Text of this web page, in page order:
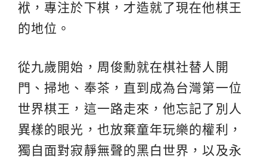
袱，專注於下棋，才造就了現在他棋王
的地位。
從九歲開始，周俊勳就在棋社替人開
門、掃地、奉茶，直到成為台灣第一位
世界棋王，這一路走來，他忘記了別人
異樣的眼光，也放棄童年玩樂的權利，
獨自面對寂靜無聲的黑白世界，以及永